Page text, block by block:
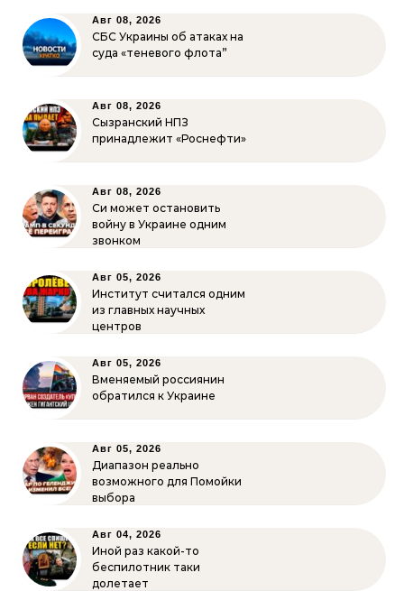
Авг 08, 2026
СБС Украины об атаках на
суда «теневого флота”
Авг 08, 2026
Сызранский НПЗ
принадлежит «Роснефти»
Авг 08, 2026
Си может остановить
войну в Украине одним
звонком
Авг 05, 2026
Институт считался одним
из главных научных
центров
Авг 05, 2026
Вменяемый россиянин
обратился к Украине
Авг 05, 2026
Диапазон реально
возможного для Помойки
выбора
Авг 04, 2026
Иной раз какой-то
беспилотник таки
долетает